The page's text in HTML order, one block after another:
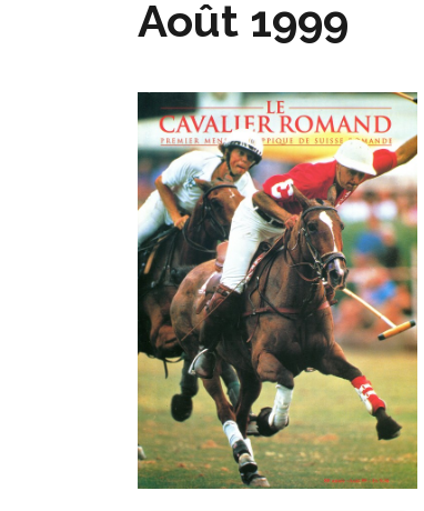
Août 1999